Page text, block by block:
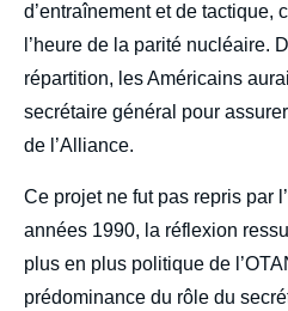
d’entraînement et de tactique,
l’heure de la parité nucléaire.
répartition, les Américains
secrétaire général pour
de l’Alliance.
Ce projet ne fut pas repris par
années 1990, la réflexion
plus en plus politique de
prédominance du rôle du